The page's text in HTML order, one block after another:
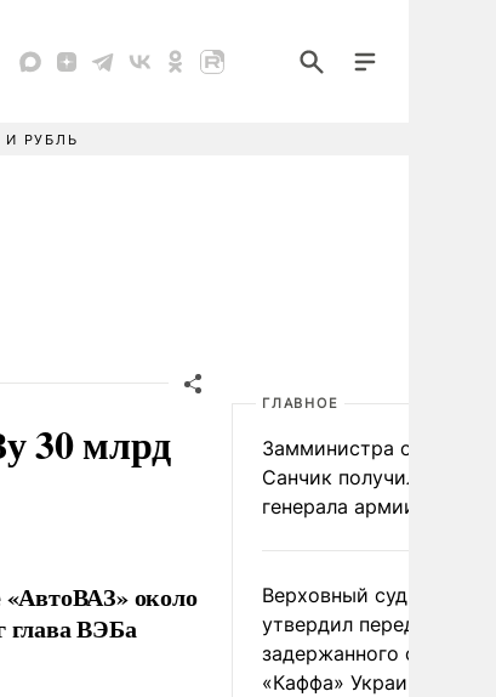
И РУБЛЬ
30 млрд
около
глава ВЭБа
ГЛАВНОЕ
Замминистра обороны
Санчик получил звание
генерала армии
Верховный суд Швеции
утвердил передачу
задержанного
«Каффа» Украине